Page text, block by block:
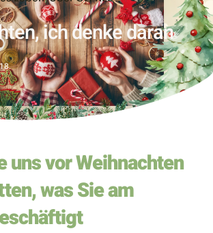
ich denke daran
uns vor Weihnachten
was Sie am